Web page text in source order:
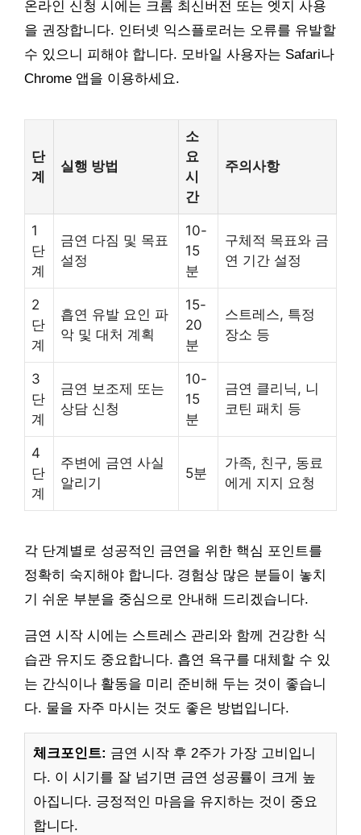
온라인 신청 시에는 크롬 최신버전 또는 엣지 사용
을 권장합니다. 인터넷 익스플로러는 오류를 유발할
수 있으니 피해야 합니다. 모바일 사용자는 Safari나
Chrome 앱을 이용하세요.
단
계
실행 방법
소
요
시
간
주의사항
1
단
계
금연 다짐 및 목표
설정
10-
15
분
구체적 목표와 금
연 기간 설정
2
단
계
흡연 유발 요인 파
악 및 대처 계획
15-
20
분
스트레스, 특정
장소 등
3
단
계
금연 보조제 또는
상담 신청
10-
15
분
금연 클리닉, 니
코틴 패치 등
4
단
계
주변에 금연 사실
알리기
5분
가족, 친구, 동료
에게 지지 요청
각 단계별로 성공적인 금연을 위한 핵심 포인트를
정확히 숙지해야 합니다. 경험상 많은 분들이 놓치
기 쉬운 부분을 중심으로 안내해 드리겠습니다.
금연 시작 시에는 스트레스 관리와 함께 건강한 식
습관 유지도 중요합니다. 흡연 욕구를 대체할 수 있
는 간식이나 활동을 미리 준비해 두는 것이 좋습니
다. 물을 자주 마시는 것도 좋은 방법입니다.
체크포인트: 금연 시작 후 2주가 가장 고비입니
다. 이 시기를 잘 넘기면 금연 성공률이 크게 높
아집니다. 긍정적인 마음을 유지하는 것이 중요
합니다.